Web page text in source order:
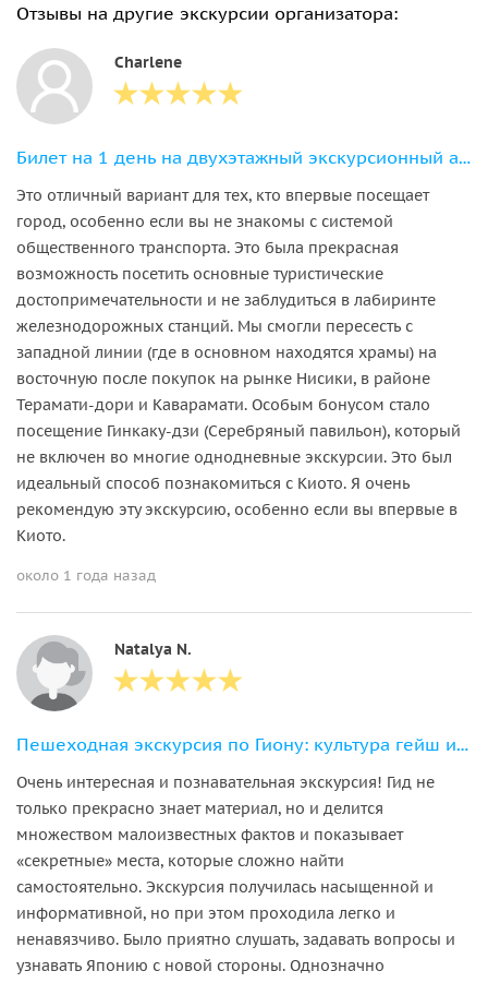
Отзывы на другие экскурсии организатора:
Charlene
Билет на 1 день на двухэтажный экскурсионный автобус Hop-on Hop-off
Это отличный вариант для тех, кто впервые посещает
город, особенно если вы не знакомы с системой
общественного транспорта. Это была прекрасная
возможность посетить основные туристические
достопримечательности и не заблудиться в лабиринте
железнодорожных станций. Мы смогли пересесть с
западной линии (где в основном находятся храмы) на
восточную после покупок на рынке Нисики, в районе
Терамати-дори и Каварамати. Особым бонусом стало
посещение Гинкаку-дзи (Серебряный павильон), который
не включен во многие однодневные экскурсии. Это был
идеальный способ познакомиться с Киото. Я очень
рекомендую эту экскурсию, особенно если вы впервые в
Киото.
около 1 года назад
Natalya N.
Пешеходная экскурсия по Гиону: культура гейш и древние храмы
Очень интересная и познавательная экскурсия! Гид не
только прекрасно знает материал, но и делится
множеством малоизвестных фактов и показывает
«секретные» места, которые сложно найти
самостоятельно. Экскурсия получилась насыщенной и
информативной, но при этом проходила легко и
ненавязчиво. Было приятно слушать, задавать вопросы и
узнавать Японию с новой стороны. Однозначно